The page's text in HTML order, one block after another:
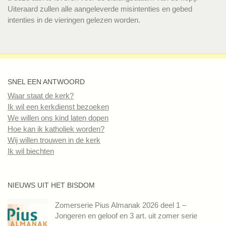
Uiteraard zullen alle aangeleverde misintenties en gebed
intenties in de vieringen gelezen worden.
SNEL EEN ANTWOORD
Waar staat de kerk?
Ik wil een kerkdienst bezoeken
We willen ons kind laten dopen
Hoe kan ik katholiek worden?
Wij willen trouwen in de kerk
Ik wil biechten
NIEUWS UIT HET BISDOM
Zomerserie Pius Almanak 2026 deel 1 –
Jongeren en geloof en 3 art. uit zomer serie